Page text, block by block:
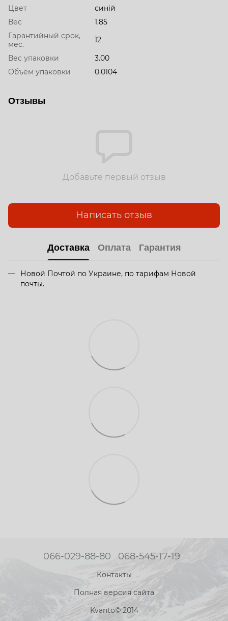
Цвет
синій
Вес
1.85
Гарантийный срок,
мес.
12
Вес упаковки
3.00
Объём упаковки
0.0104
Отзывы
Добавьте первый отзыв
Написать отзыв
Доставка Оплата Гарантия
Новой Почтой по Украине, по тарифам Новой
почты.
066-029-88-80 068-545-17-19
Контакты
Полная версия сайта
Kvanto© 2014